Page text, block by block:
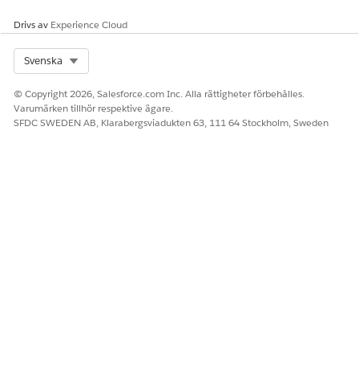
Berätta för oss vad vi kan förbättra!
Ja Nej
Drivs av Experience Cloud
Svenska
© Copyright 2026, Salesforce.com Inc. Alla rättigheter förbehålles.
Varumärken tillhör respektive ägare.
SFDC SWEDEN AB, Klarabergsviadukten 63, 111 64 Stockholm, Sweden